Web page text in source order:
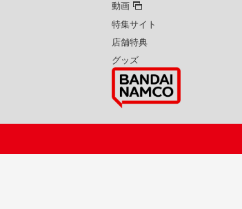
動画
特集サイト
店舗特典
グッズ